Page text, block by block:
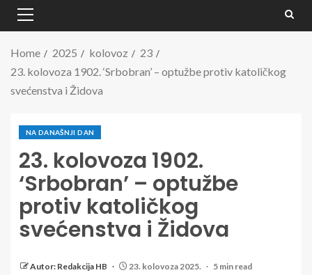
Home 2025 kolovoz
23
23. kolovoza 1902. ‘Srbobran’ – optužbe protiv katoličkog
svećenstva i Židova
NA DANAŠNJI DAN
23. kolovoza 1902.
‘Srbobran’ – optužbe
protiv katoličkog
svećenstva i Židova
Autor: Redakcija HB 23. kolovoza 2025. 5 min read